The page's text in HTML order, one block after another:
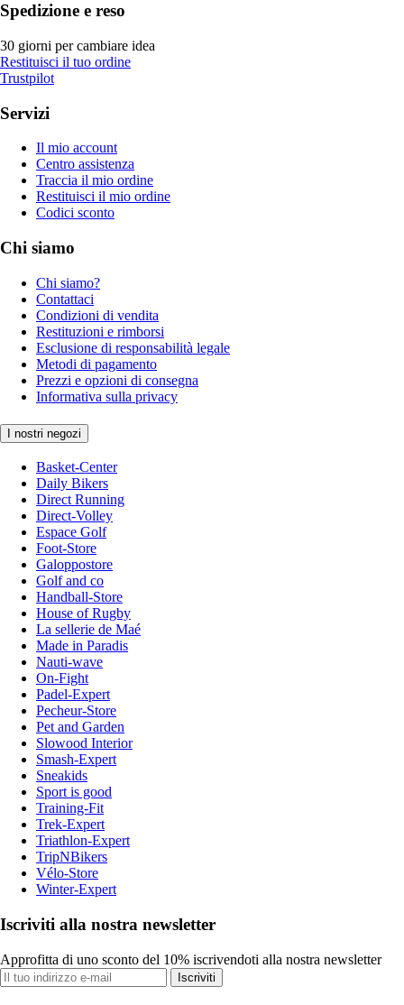
Spedizione e reso
30 giorni per cambiare idea
Restituisci il tuo ordine
Trustpilot
Servizi
Il mio account
Centro assistenza
Traccia il mio ordine
Restituisci il mio ordine
Codici sconto
Chi siamo
Chi siamo?
Contattaci
Condizioni di vendita
Restituzioni e rimborsi
Esclusione di responsabilità legale
Metodi di pagamento
Prezzi e opzioni di consegna
Informativa sulla privacy
I nostri negozi
Basket-Center
Daily Bikers
Direct Running
Direct-Volley
Espace Golf
Foot-Store
Galoppostore
Golf and co
Handball-Store
House of Rugby
La sellerie de Maé
Made in Paradis
Nauti-wave
On-Fight
Padel-Expert
Pecheur-Store
Pet and Garden
Slowood Interior
Smash-Expert
Sneakids
Sport is good
Training-Fit
Trek-Expert
Triathlon-Expert
TripNBikers
Vélo-Store
Winter-Expert
Iscriviti alla nostra newsletter
Approfitta di uno sconto del 10% iscrivendoti alla nostra newsletter
Iscriviti